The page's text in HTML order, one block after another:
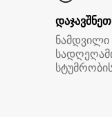
ნამდვილი